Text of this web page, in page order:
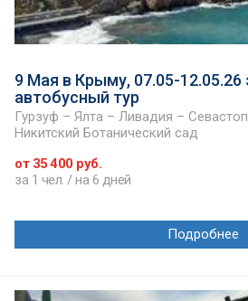
9 Мая в Крыму, 07.05-12.05.26
автобусный тур
Гурзуф – Ялта – Ливадия –
Никитский Ботанический сад
от 35 400 руб.
за 1 чел. / на 6 дней
Подробнее